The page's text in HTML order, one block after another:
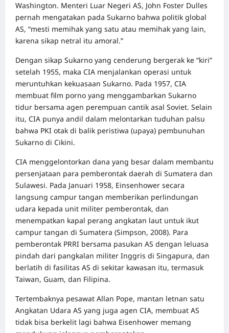
Washington. Menteri Luar Negeri AS, John Foster Dulles
pernah mengatakan pada Sukarno bahwa politik global
AS, “mesti memihak yang satu atau memihak yang lain,
karena sikap netral itu amoral.”
Dengan sikap Sukarno yang cenderung bergerak ke “kiri”
setelah 1955, maka CIA menjalankan operasi untuk
meruntuhkan kekuasaan Sukarno. Pada 1957, CIA
membuat film porno yang menggambarkan Sukarno
tidur bersama agen perempuan cantik asal Soviet. Selain
itu, CIA punya andil dalam melontarkan tuduhan palsu
bahwa PKI otak di balik peristiwa (upaya) pembunuhan
Sukarno di Cikini.
CIA menggelontorkan dana yang besar dalam membantu
persenjataan para pemberontak daerah di Sumatera dan
Sulawesi. Pada Januari 1958, Einsenhower secara
langsung campur tangan memberikan perlindungan
udara kepada unit militer pemberontak, dan
menempatkan kapal perang angkatan laut untuk ikut
campur tangan di Sumatera (Simpson, 2008). Para
pemberontak PRRI bersama pasukan AS dengan leluasa
pindah dari pangkalan militer Inggris di Singapura, dan
berlatih di fasilitas AS di sekitar kawasan itu, termasuk
Taiwan, Guam, dan Filipina.
Tertembaknya pesawat Allan Pope, mantan letnan satu
Angkatan Udara AS yang juga agen CIA, membuat AS
tidak bisa berkelit lagi bahwa Eisenhower memang